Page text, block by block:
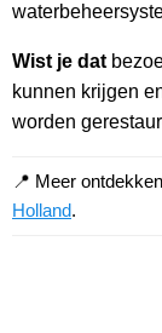
Wist je dat
kunnen krijgen
worden
📍 Meer
Holland.